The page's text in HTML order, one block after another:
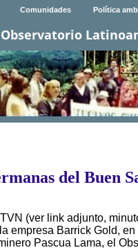
Comunidades Política
Observatorio
del Buen
(ver link adjunto,
empresa Barrick Gold,
Pascua Lama, el